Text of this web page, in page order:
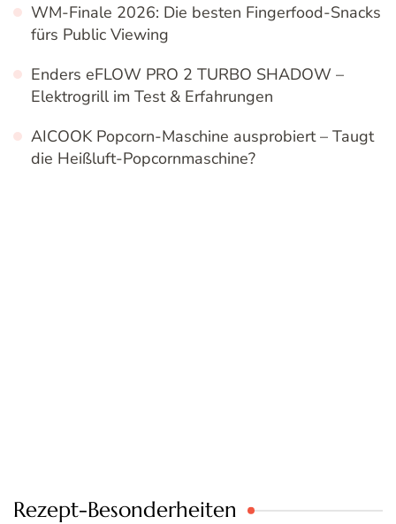
WM-Finale 2026: Die besten Fingerfood-Snacks
fürs Public Viewing
Enders eFLOW PRO 2 TURBO SHADOW –
Elektrogrill im Test & Erfahrungen
AICOOK Popcorn-Maschine ausprobiert – Taugt
die Heißluft-Popcornmaschine?
Rezept-Besonderheiten